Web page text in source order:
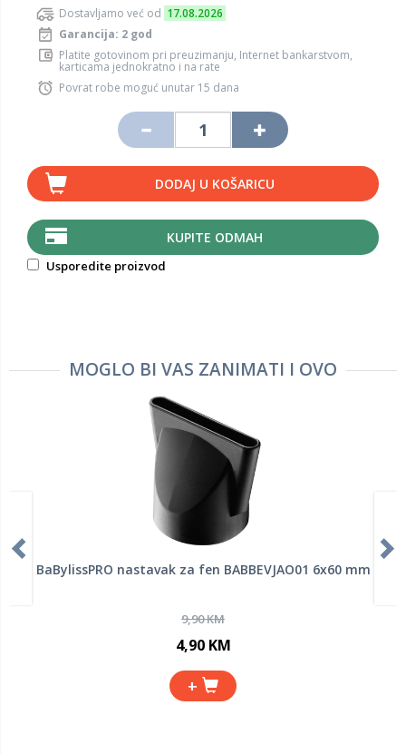
Dostavljamo već od 17.08.2026
Garancija: 2 god
Platite gotovinom pri preuzimanju, Internet bankarstvom,
karticama jednokratno i na rate
Povrat robe moguć unutar 15 dana
DODAJ U KOŠARICU
KUPITE ODMAH
Usporedite proizvod
MOGLO BI VAS ZANIMATI I OVO
BaBylissPRO nastavak za fen BABBEVJAO01 6x60 mm
9,90 KM
4,90 KM
+